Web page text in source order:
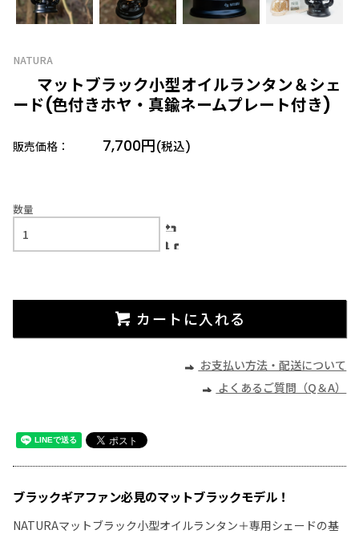
NATURA
マットブラック小型オイルランタン＆シェ
ード(色付きホヤ・真鍮ネームプレート付き)
販売価格： 7,700円(税込)
数量
カートに入れる
お支払い方法・配送について
よくあるご質問（Q＆A）
ブラックギアファン必見のマットブラックモデル！
NATURAマットブラック小型オイルランタン＋専用シェードの基